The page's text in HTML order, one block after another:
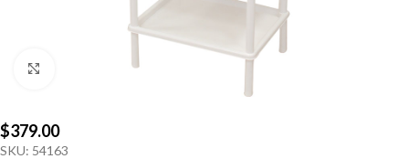
Click to enlarge
$379.00
SKU: 54163